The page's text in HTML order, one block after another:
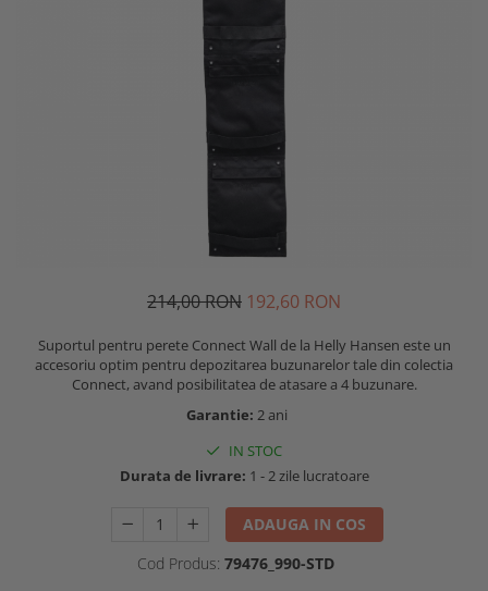
Sorturi si maneci protectie
Accesorii echipamente protectie
Curele si bretele
Alte accesorii echipamente
Genti si trolere
Echipamente specializate
Echipamente muncitori ferma
Unelte specializate ferma
Dispozitive fixare
Capsatoare
Consumabile scule si unelte
Coliere metalice
214,00 RON 192,60 RON
Suportul pentru perete Connect Wall de la Helly Hansen este un
accesoriu optim pentru depozitarea buzunarelor tale din colectia
Connect, avand posibilitatea de atasare a 4 buzunare.
Garantie: 2 ani
IN STOC
Durata de livrare: 1 - 2 zile lucratoare
ADAUGA IN COS
Cod Produs: 79476_990-STD